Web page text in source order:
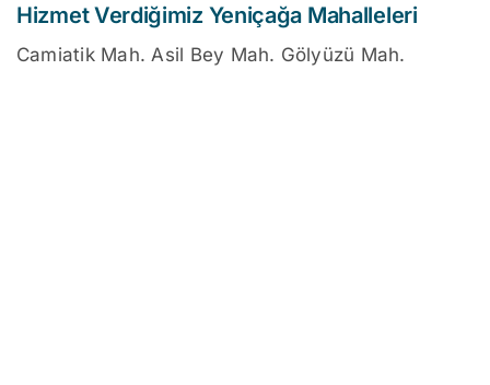
Hizmet Verdiğimiz Yeniçağa Mahalleleri
Camiatik Mah. Asil Bey Mah. Gölyüzü Mah.